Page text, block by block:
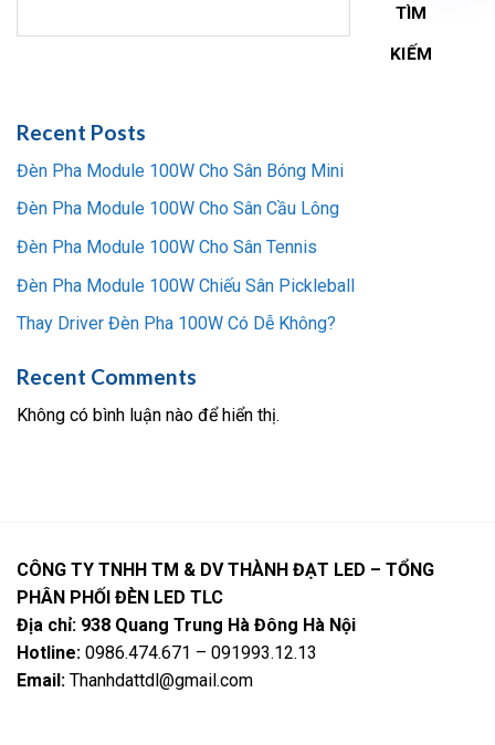
TÌM
KIẾM
Recent Posts
Đèn Pha Module 100W Cho Sân Bóng Mini
Đèn Pha Module 100W Cho Sân Cầu Lông
Đèn Pha Module 100W Cho Sân Tennis
Đèn Pha Module 100W Chiếu Sân Pickleball
Thay Driver Đèn Pha 100W Có Dễ Không?
Recent Comments
Không có bình luận nào để hiển thị.
CÔNG TY TNHH TM & DV THÀNH ĐẠT LED – TỔNG
PHÂN PHỐI ĐÈN LED TLC
Địa chỉ: 938 Quang Trung Hà Đông Hà Nội
Hotline: 0986.474.671 – 091993.12.13
Email: Thanhdattdl@gmail.com